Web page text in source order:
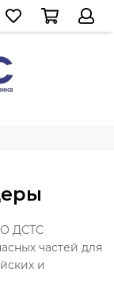
ДСТС
частей для
и